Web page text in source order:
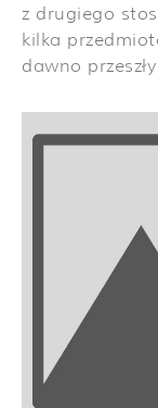
z drugiego
kilka
dawno